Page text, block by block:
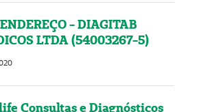
- DIAGITAB
LTDA (54003267-5)
Consultas e Diagnósticos